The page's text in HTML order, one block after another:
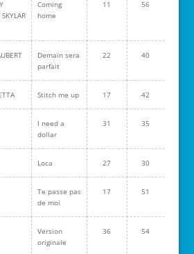
Coming
home
11 56
Demain sera
parfait
22 40
Stitch me up 17 42
I need a
dollar
31 35
Loca 27 30
Te passe pas
de moi
17 51
Version
originale
36 54